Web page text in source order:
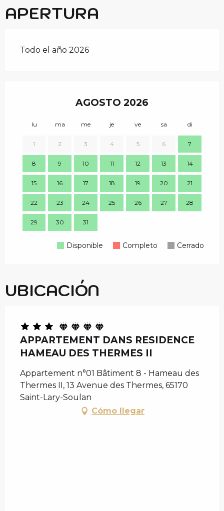
APERTURA
Todo el año 2026
AGOSTO 2026
lu ma me je ve sa di
1 2 3 4 5 6 7
8 9 10 11 12 13 14
15 16 17 18 19 20 21
22 23 24 25 26 27 28
29 30 31
Disponible Completo Cerrado
UBICACIÓN
APPARTEMENT DANS RESIDENCE
HAMEAU DES THERMES II
Appartement n°01 Bâtiment 8 - Hameau des
Thermes II, 13 Avenue des Thermes, 65170
Saint-Lary-Soulan
Cómo llegar